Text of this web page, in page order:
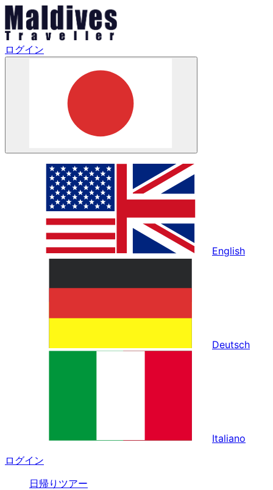
ログイン
English
Deutsch
Italiano
ログイン
日帰りツアー